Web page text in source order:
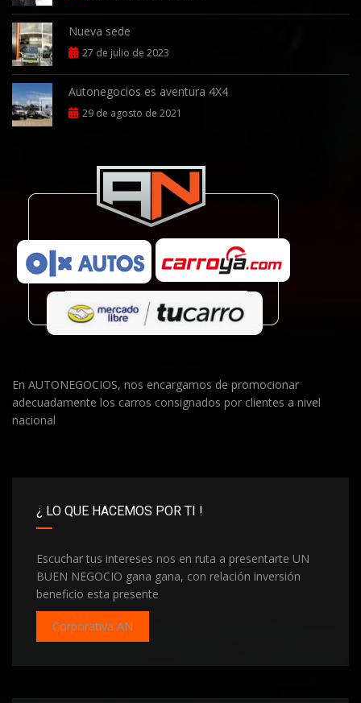
Nueva sede
27 de julio de 2023
Autonegocios es aventura 4X4
29 de agosto de 2021
En AUTONEGOCIOS, nos encargamos de promocionar
adecuadamente los carros consignados por clientes a nivel
nacional
¿ LO QUE HACEMOS POR TI !
Escuchar tus intereses nos en ruta a presentarte UN
BUEN NEGOCIO gana gana, con relación inversión
beneficio esta presente
Corporativa AN